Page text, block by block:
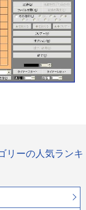
リーの人気ランキ